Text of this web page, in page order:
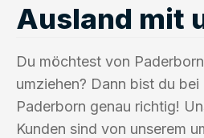
Ausland mit
Du möchtest von
umziehen? Dann bist du
Paderborn genau richtig!
Kunden sind von unserem